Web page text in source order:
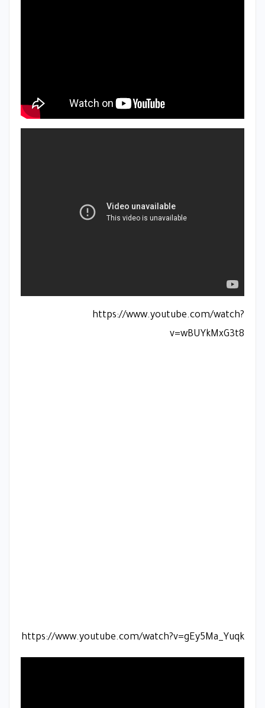
https://www.youtube.com/watch?
v=wBUYkMxG3t8
https://www.youtube.com/watch?v=gEy5Ma_Yuqk